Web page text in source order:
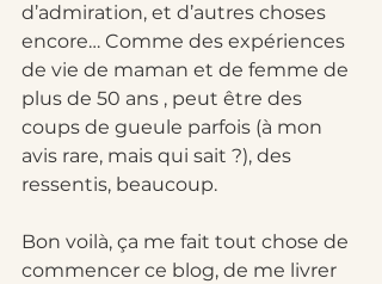
d’admiration, et d’autres choses
encore… Comme des expériences
de vie de maman et de femme de
plus de 50 ans , peut être des
coups de gueule parfois (à mon
avis rare, mais qui sait ?), des
ressentis, beaucoup.
Bon voilà, ça me fait tout chose de
commencer ce blog, de me livrer